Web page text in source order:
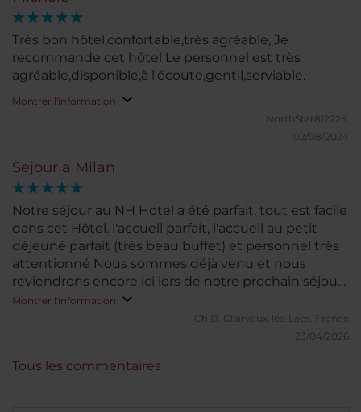
Très bon hôtel,confortable,très agréable, Je
recommande cet hôtel Le personnel est très
agréable,disponible,à l'écoute,gentil,serviable.
Montrer l'information
NorthStar812225.
02/08/2024
Sejour a Milan
Notre séjour au NH Hotel a été parfait, tout est facile
dans cet Hôtel. l'accueil parfait, l'accueil au petit
déjeuné parfait (très beau buffet) et personnel très
attentionné Nous sommes déjà venu et nous
reviendrons encore ici lors de notre prochain séjour
a Milan
Montrer l'information
Ch D. Clairvaux-les-Lacs, France
23/04/2026
Tous les commentaires